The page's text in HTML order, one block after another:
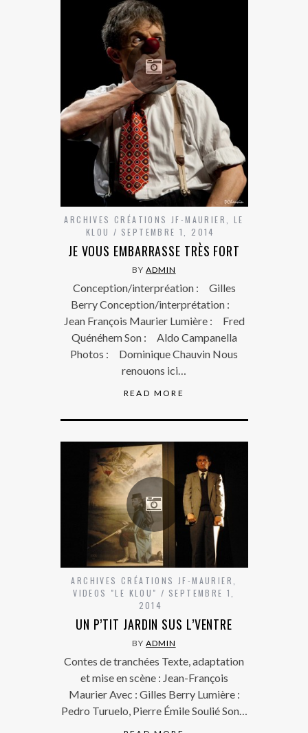
ARCHIVES CRÉATIONS JF-MAURIER
LE
KLOU
SEPTEMBRE 1, 2014
JE VOUS EMBARRASSE TRÈS FORT
BYADMIN
Conception/interpréation : Gilles
Berry Conception/interprétation :
Jean François Maurier Lumière : Fred
Quénéhem Son : Aldo Campanella
Photos : Dominique Chauvin Nous
renouons ici…
READ MORE
ARCHIVES CRÉATIONS JF-MAURIER
VIDEOS "LE KLOU"
SEPTEMBRE 1,
2014
UN P’TIT JARDIN SUS L’VENTRE
BYADMIN
Contes de tranchées Texte, adaptation
et mise en scène : Jean-François
Maurier Avec : Gilles Berry Lumière :
Pedro Turuelo, Pierre Émile Soulié Son…